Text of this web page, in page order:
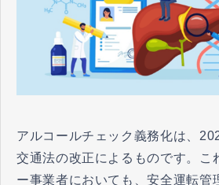
アルコールチェック義務化は、
交通法の改正によるものです。こ
ー事業者においても、安全運転管